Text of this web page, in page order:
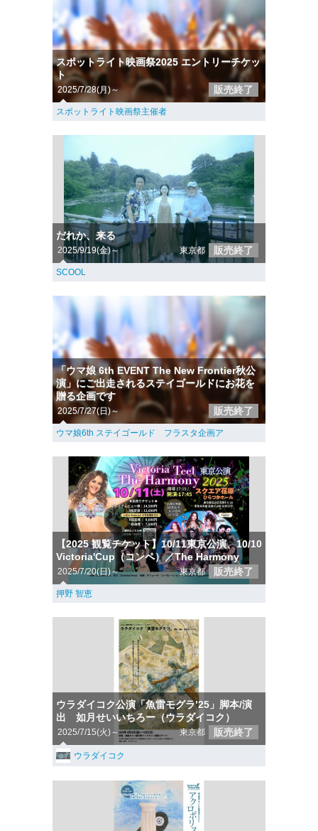
スポットライト映画祭2025 エントリーチケッ
ト
2025/7/28(月)～ 販売終了
スポットライト映画祭主催者
だれか、来る
2025/9/19(金)～ 東京都 販売終了
SCOOL
「ウマ娘 6th EVENT The New Frontier秋公
演」にご出走されるステイゴールドにお花を
贈る企画です
2025/7/27(日)～ 販売終了
ウマ娘6th ステイゴールド フラスタ企画ア
【2025 観覧チケット】10/11東京公演、10/10
Victoria'Cup（コンペ）／The Harmony
2025/7/20(日)～ 東京都 販売終了
押野 智恵
ウラダイコク公演「魚雷モグラ’25」脚本/演
出 如月せいいちろー（ウラダイコク）
2025/7/15(火)～ 東京都 販売終了
ウラダイコク